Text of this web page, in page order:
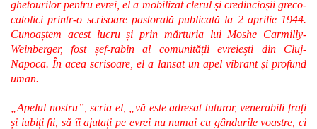
ghetourilor pentru evrei, el a mobilizat clerul și credincioșii greco-
catolici printr-o scrisoare pastorală publicată la 2 aprilie 1944.
Cunoaștem acest lucru și prin mărturia lui Moshe Carmilly-
Weinberger, fost șef-rabin al comunității evreiești din Cluj-
Napoca. În acea scrisoare, el a lansat un apel vibrant și profund
uman.
„Apelul nostru”, scria el, „vă este adresat tuturor, venerabili frați
și iubiți fii, să îi ajutați pe evrei nu numai cu gândurile voastre, ci